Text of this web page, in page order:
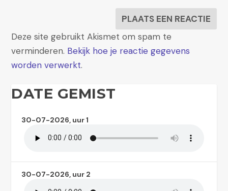
Deze site gebruikt Akismet om spam te
verminderen. Bekijk hoe je reactie gegevens
worden verwerkt.
DATE GEMIST
30-07-2026, uur 1
30-07-2026, uur 2